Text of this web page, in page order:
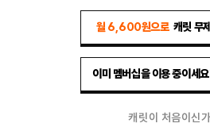
월 6,600원으로 캐릿 무
이미 멤버십을 이용 중이세
캐릿이 처음이신